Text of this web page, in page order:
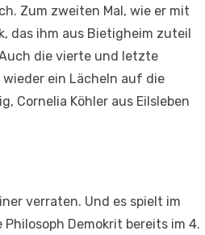
Zum zweiten Mal, wie er mit
das ihm aus Bietigheim zuteil
die vierte und letzte
ein Lächeln auf die
Cornelia Köhler aus Eilsleben
verraten. Und es spielt im
Demokrit bereits im 4.